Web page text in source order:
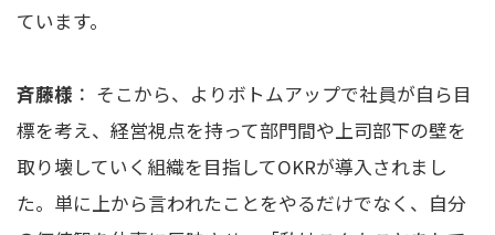
ています。
斉藤様 ： そこから、よりボトムアップで社員が自ら目
標を考え、経営視点を持って部門間や上司部下の壁を
取り壊していく組織を目指してOKRが導入されまし
た。単に上から言われたことをやるだけでなく、自分